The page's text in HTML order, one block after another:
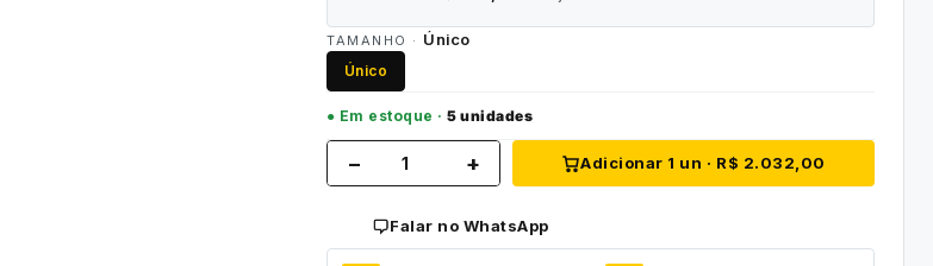
TAMANHO · Único
Único
Em estoque ·5 unidades
− + Adicionar 1 un · R$ 2.032,00
Falar no WhatsApp